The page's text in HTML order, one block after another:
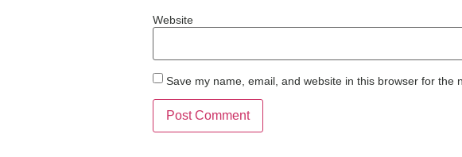
Website
Save my name, email, and website in this browser for the